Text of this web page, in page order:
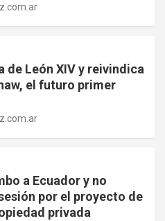
de León XIV y reivindica
el futuro primer
a Ecuador y no
por el proyecto de
privada